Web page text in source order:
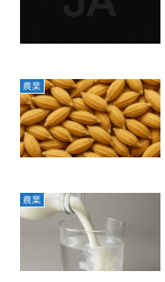
農業
農業